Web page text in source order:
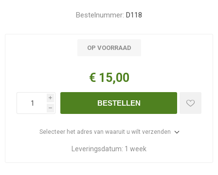
Bestelnummer: D118
OP VOORRAAD
€ 15,00
i
h
BESTELLEN
Selecteer het adres van waaruit u wilt verzenden
Leveringsdatum: 1 week